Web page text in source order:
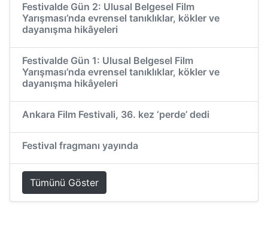
Festivalde Gün 2: Ulusal Belgesel Film
Yarışması’nda evrensel tanıklıklar, kökler ve
dayanışma hikâyeleri
Festivalde Gün 1: Ulusal Belgesel Film
Yarışması’nda evrensel tanıklıklar, kökler ve
dayanışma hikâyeleri
Ankara Film Festivali, 36. kez ‘perde’ dedi
Festival fragmanı yayında
Tümünü Göster